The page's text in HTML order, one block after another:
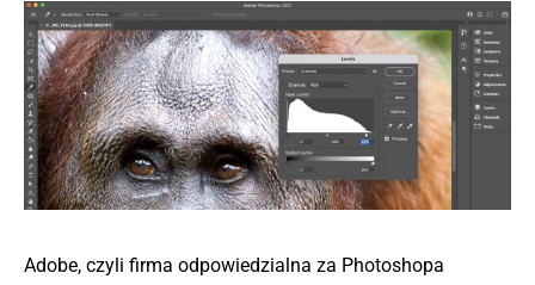
Adobe, czyli firma odpowiedzialna za Photoshopa